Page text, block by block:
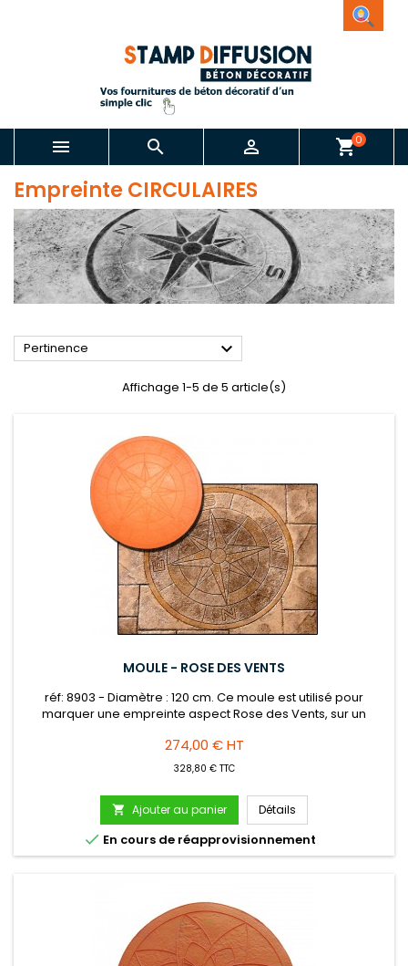
   shopping_cart0
Empreinte CIRCULAIRES
Pertinence 
Affichage 1-5 de 5 article(s)
MOULE - ROSE DES VENTS
réf: 8903 - Diamètre : 120 cm. Ce moule est utilisé pour
marquer une empreinte aspect Rose des Vents, sur un
liquide ou en poudre sur la surface du sol et du moule.
Nettoyage à l'eau après utilisation.
Prix
274,00 € HT
328,80 € TTC
 Ajouter au panier Détails
 En cours de réapprovisionnement